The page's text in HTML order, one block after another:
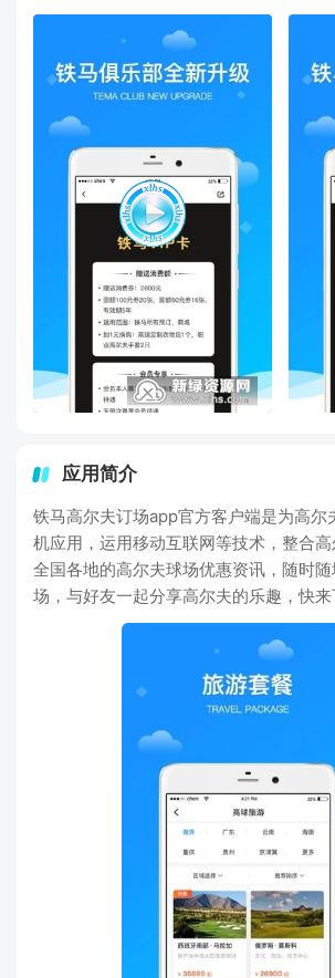
应用简介
铁马高尔夫订场app官方客户端是为高尔
机应用，运用移动互联网等技术，整合
全国各地的高尔夫球场优惠资讯，随时
场，与好友一起分享高尔夫的乐趣，快来